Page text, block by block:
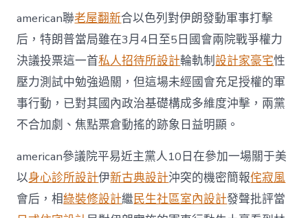
引
JIUYI
俱
意
翻
修
設
計
決
裂
美
對
伊
朗
動
american聯老屋翻新合以色列對伊朗發動軍事打擊
后，特朗普當局雖在3月4日至5日國會兩院戰爭權力
決議投票這一首私人招待所設計輪軌制設計家豪宅性
壓力測試中勉強過關，但這場未經國會充足授權的軍
事行動，已對其國內政治基礎構成多維度沖擊，兩黨
不合加劇、焦點票倉動搖的跡象日益明顯。
american參議院平易近主黨人10日在參加一場關于美
以身心診所設計伊新古典設計沖突的機密簡報侘寂風
會后，相綠裝修設計繼民生社區室內設計發聲批評當